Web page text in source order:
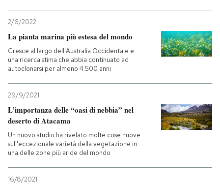
2/6/2022
La pianta marina più estesa del mondo
Cresce al largo dell'Australia Occidentale e
una ricerca stima che abbia continuato ad
autoclonarsi per almeno 4.500 anni
29/9/2021
L’importanza delle “oasi di nebbia” nel
deserto di Atacama
Un nuovo studio ha rivelato molte cose nuove
sull'eccezionale varietà della vegetazione in
una delle zone più aride del mondo
16/8/2021